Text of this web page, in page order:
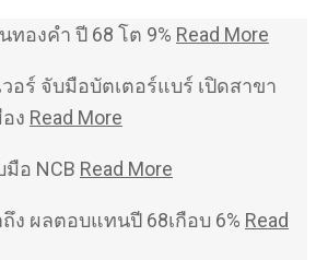
ทองคำ ปี 68 โต 9% Read More
วอร์ จับมือบัตเตอร์แบร์ เปิดสาขา
ง Read More
มือ NCB Read More
ง ผลตอบแทนปี 68เกือบ 6% Read